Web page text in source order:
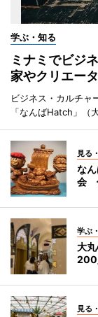
学ぶ・知る
ミナミでビジ
家やクリエー
ビジネス・カルチャ
「なんばHatch」（
見る
な
会
学ぶ
大
200
見る